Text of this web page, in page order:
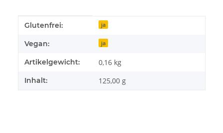
Produkteigenschaft
Wert
Glutenfrei: ja
Vegan: ja
Artikelgewicht: 0,16 kg
Inhalt: 125,00 g